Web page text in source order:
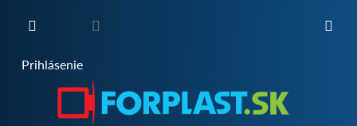
Prihlásenie